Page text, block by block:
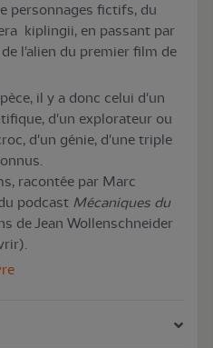
personnages fictifs, du
kiplingii, en passant par
l'alien du premier film de
il y a donc celui d'un
d'un explorateur ou
d'un génie, d'une triple
racontée par Marc
podcast Mécaniques du
de Jean Wollenschneider